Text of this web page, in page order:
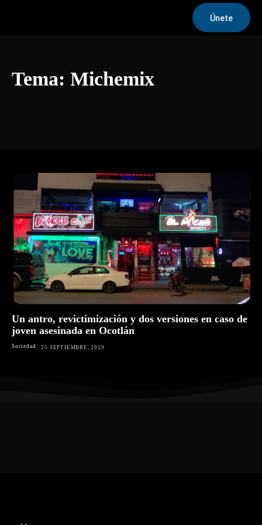
Únete
Tema: Michemix
Un antro, revictimización y dos versiones en caso de
joven asesinada en Ocotlán
Sociedad 25 SEPTIEMBRE, 2019